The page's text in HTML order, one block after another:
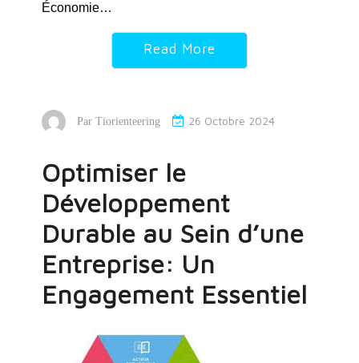
Économie…
Read More
Par Tiorienteering 26 Octobre 2024
Optimiser le
Développement
Durable au Sein d’une
Entreprise: Un
Engagement Essentiel